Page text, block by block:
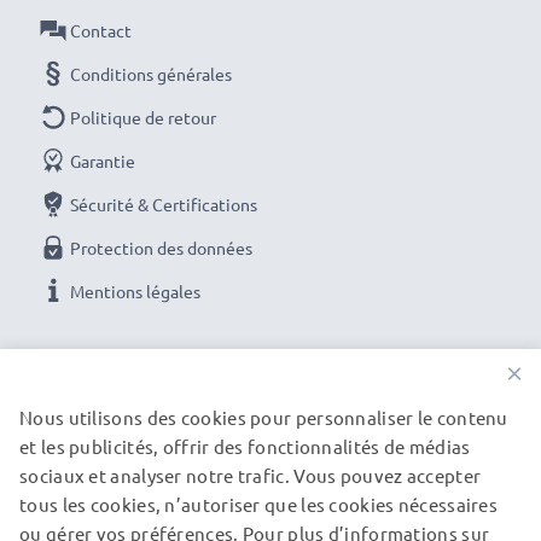
AC Adapter / Power Supply
Marque:subtel Battery charger
Connecteur 1: Micro USB
Tension de sortie / Output Volt
1000mA
Puissance / Power Watt
Longueur de câble
Commandez facilement votre chargeur neuf en
Garantie du fabricant 3 ans :Le chargeur subtel est
synonyme de sécurité certifiée et de normes de
qualité élevées - vous en profitez avec une garantie
Contact
Conditions générales
Politique de retour
Garantie
Sécurité & Certifications
Protection des données
Mentions légales
NOS PARTENAIRES DE LIVRAISON
×
Nous utilisons des cookies pour personnaliser le contenu
et les publicités, offrir des fonctionnalités de médias
sociaux et analyser notre trafic. Vous pouvez accepter
tous les cookies, n’autoriser que les cookies nécessaires
ou gérer vos préférences. Pour plus d’informations sur